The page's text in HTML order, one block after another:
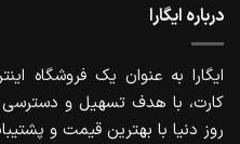
درباره ایگارا
ایگارا به عنوان یک فروشگاه
کارت، با هدف تسهیل و دسترسی
روز دنیا با بهترین قیمت و